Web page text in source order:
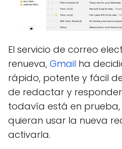
El servicio de correo
renueva, Gmail ha
rápido, potente y fácil
de redactar y responder
todavía está en prueba,
quieran usar la nueva
activarla.